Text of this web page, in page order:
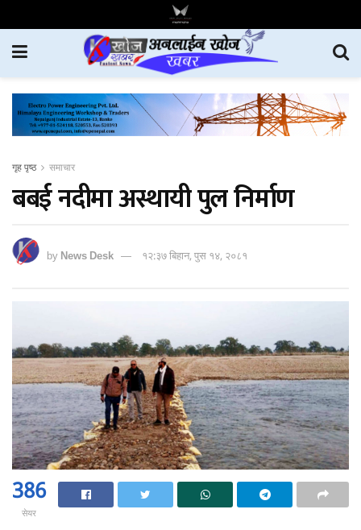
गृह पृष्ठ समाचार
बबई नदीमा अस्थायी पुल निर्माण
byNews Desk १२:३७ बिहान, पुस १४, २०८१
386
सेयर